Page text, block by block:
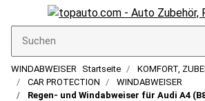
WINDABWEISER Startseite
KOMFORT,
CAR PROTECTION
WINDABWEISER
Regen- und Windabweiser für Audi A4